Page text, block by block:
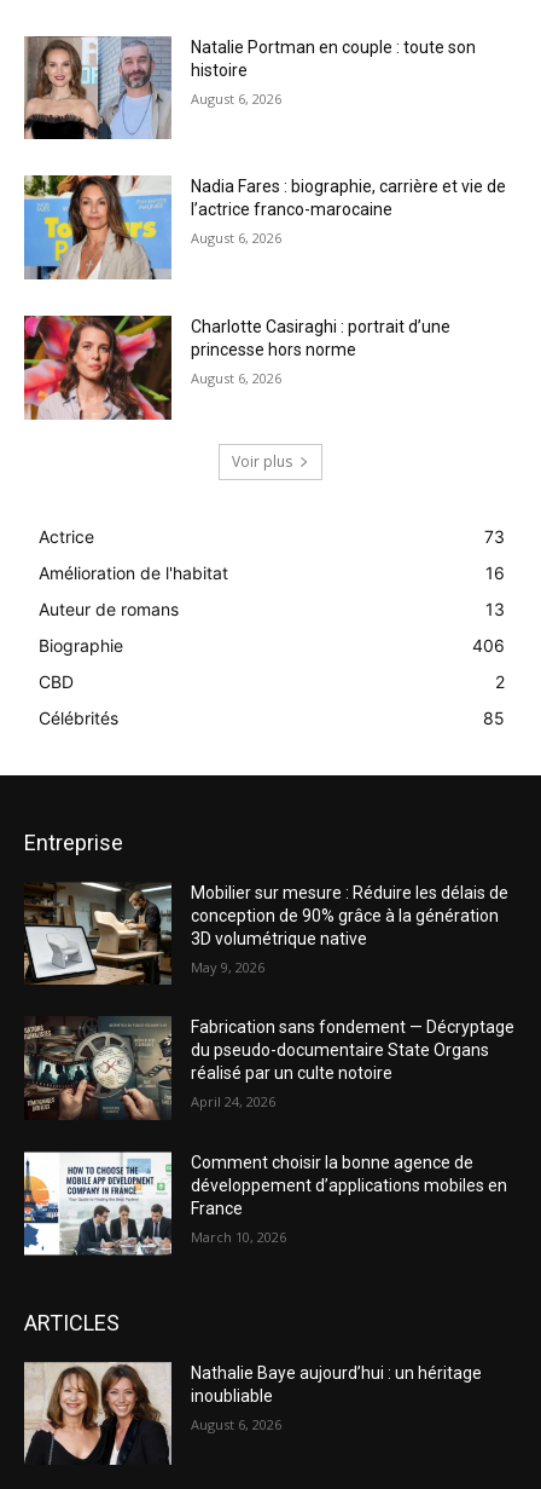
Natalie Portman en couple : toute son
histoire
August 6, 2026
Nadia Fares : biographie, carrière et vie de
l’actrice franco-marocaine
August 6, 2026
Charlotte Casiraghi : portrait d’une
princesse hors norme
August 6, 2026
Voir plus
Actrice
73
Amélioration de l'habitat
16
Auteur de romans
13
Biographie
406
CBD
2
Célébrités
85
Entreprise
Mobilier sur mesure : Réduire les délais de
conception de 90% grâce à la génération
3D volumétrique native
May 9, 2026
Fabrication sans fondement — Décryptage
du pseudo-documentaire State Organs
réalisé par un culte notoire
April 24, 2026
Comment choisir la bonne agence de
développement d’applications mobiles en
France
March 10, 2026
ARTICLES
Nathalie Baye aujourd’hui : un héritage
inoubliable
August 6, 2026